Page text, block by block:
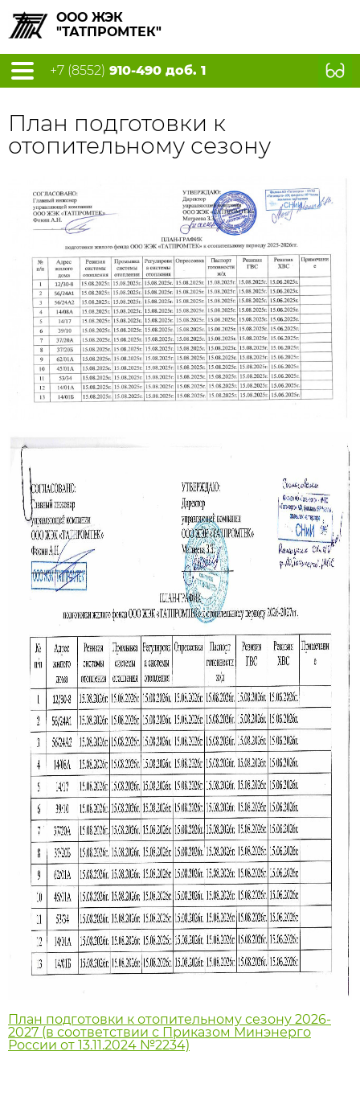
ООО ЖЭК
"ТАТПРОМТЕК"
+7 (8552) 910-490 доб. 1
План подготовки к
отопительному сезону
План подготовки к отопительному сезону 2026-
2027 (в соответствии с Приказом Минэнерго
России от 13.11.2024 №2234)